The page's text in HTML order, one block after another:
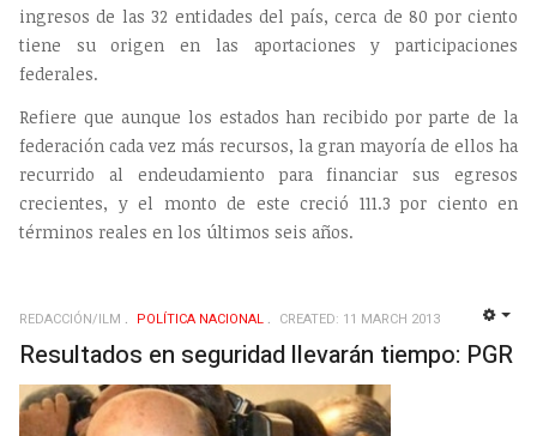
ingresos de las 32 entidades del país, cerca de 80 por ciento
tiene su origen en las aportaciones y participaciones
federales.
Refiere que aunque los estados han recibido por parte de la
federación cada vez más recursos, la gran mayoría de ellos ha
recurrido al endeudamiento para financiar sus egresos
crecientes, y el monto de este creció 111.3 por ciento en
términos reales en los últimos seis años.
REDACCIÓN/ILM POLÍ­TICA NACIONAL CREATED: 11 MARCH 2013
Resultados en seguridad llevarán tiempo: PGR